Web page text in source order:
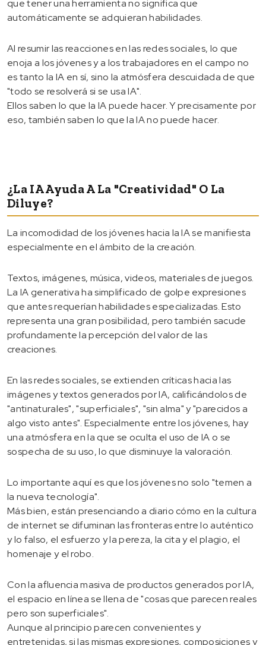
que tener una herramienta no significa que
automáticamente se adquieran habilidades.
Al resumir las reacciones en las redes sociales, lo que
enoja a los jóvenes y a los trabajadores en el campo no
es tanto la IA en sí, sino la atmósfera descuidada de que
"todo se resolverá si se usa IA".
Ellos saben lo que la IA puede hacer. Y precisamente por
eso, también saben lo que la IA no puede hacer.
¿La IA Ayuda A La "creatividad" O La
Diluye?
La incomodidad de los jóvenes hacia la IA se manifiesta
especialmente en el ámbito de la creación.
Textos, imágenes, música, videos, materiales de juegos.
La IA generativa ha simplificado de golpe expresiones
que antes requerían habilidades especializadas. Esto
representa una gran posibilidad, pero también sacude
profundamente la percepción del valor de las
creaciones.
En las redes sociales, se extienden críticas hacia las
imágenes y textos generados por IA, calificándolos de
"antinaturales", "superficiales", "sin alma" y "parecidos a
algo visto antes". Especialmente entre los jóvenes, hay
una atmósfera en la que se oculta el uso de IA o se
sospecha de su uso, lo que disminuye la valoración.
Lo importante aquí es que los jóvenes no solo "temen a
la nueva tecnología".
Más bien, están presenciando a diario cómo en la cultura
de internet se difuminan las fronteras entre lo auténtico
y lo falso, el esfuerzo y la pereza, la cita y el plagio, el
homenaje y el robo.
Con la afluencia masiva de productos generados por IA,
el espacio en línea se llena de "cosas que parecen reales
pero son superficiales".
Aunque al principio parecen convenientes y
entretenidas, si las mismas expresiones, composiciones y